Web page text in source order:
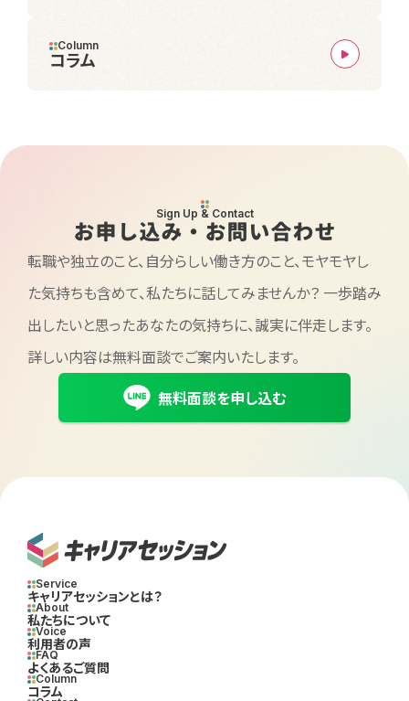
Column
コラム
Sign Up & Contact
お申し込み・お問い合わせ
転職や独立のこと、自分らしい働き方のこと、モヤモヤし
た気持ちも含めて、私たちに話してみませんか？ 一歩踏み
出したいと思ったあなたの気持ちに、誠実に伴走します。
詳しい内容は無料面談でご案内いたします。
無料面談を申し込む
Service
キャリアセッションとは？
About
私たちについて
Voice
利用者の声
FAQ
よくあるご質問
Column
コラム